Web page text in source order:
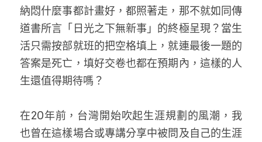
納悶什麼事都計畫好，都照著走，那不就如同傳
道書所言「日光之下無新事」的終極呈現？當生
活只需按部就班的把空格填上，就連最後一題的
答案是死亡，填好交卷也都在預期內，這樣的人
生還值得期待嗎？
在20年前，台灣開始吹起生涯規劃的風潮，我
也曾在這樣場合或專講分享中被問及自己的生涯